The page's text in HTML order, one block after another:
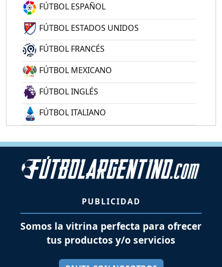
FÚTBOL ESPAÑOL
FÚTBOL ESTADOS UNIDOS
FÚTBOL FRANCÉS
FÚTBOL MEXICANO
FÚTBOL INGLÉS
FÚTBOL ITALIANO
PUBLICIDAD
Somos la vitrina perfecta para ofrecer
tus productos y/o servicios